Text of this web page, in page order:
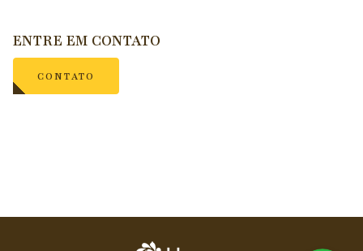
ENTRE EM CONTATO
CONTATO